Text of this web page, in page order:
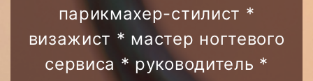
парикмахер-стилист *
визажист * мастер ногтевого
сервиса * руководитель *